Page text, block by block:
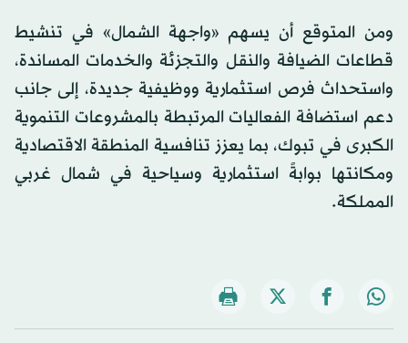
ومن المتوقع أن يسهم «واجهة الشمال» في تنشيط
قطاعات الضيافة والنقل والتجزئة والخدمات المساندة،
واستحداث فرص استثمارية ووظيفية جديدة، إلى جانب
دعم استضافة الفعاليات المرتبطة بالمشروعات التنموية
الكبرى في تبوك، بما يعزز تنافسية المنطقة الاقتصادية
ومكانتها بوابةً استثمارية وسياحية في شمال غربي
المملكة.